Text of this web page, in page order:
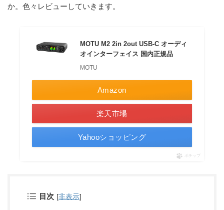
か。色々レビューしていきます。
MOTU M2 2in 2out USB-C オーディ
オインターフェイス 国内正規品
MOTU
Amazon
楽天市場
Yahooショッピング
ポチップ
目次 [非表示]